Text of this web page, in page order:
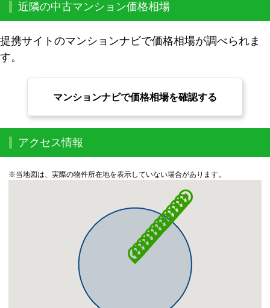
近隣の中古マンション価格相場
提携サイトのマンションナビで価格相場が調べられま
す。
マンションナビで価格相場を確認する
アクセス情報
※当地図は、実際の物件所在地を表示していない場合があります。